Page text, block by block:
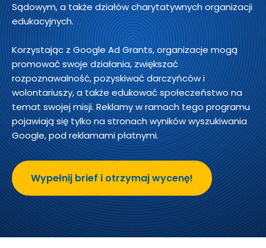
Sądowym, a także działów charytatywnych organizacji
edukacyjnych.
Korzystając z Google Ad Grants, organizacje mogą
promować swoje działania, zwiększać
rozpoznawalność, pozyskiwać darczyńców i
wolontariuszy, a także edukować społeczeństwo na
temat swojej misji. Reklamy w ramach tego programu
pojawiają się tylko na stronach wyników wyszukiwania
Google, pod reklamami płatnymi.
Wypełnij brief i otrzymaj wycenę!